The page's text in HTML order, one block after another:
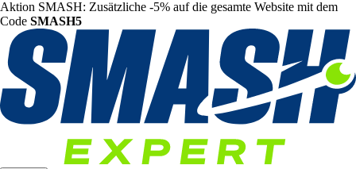
Aktion SMASH: Zusätzliche -5% auf die gesamte Website mit dem
Code SMASH5